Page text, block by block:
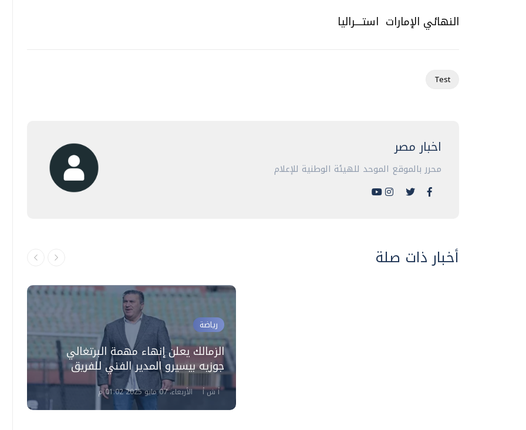
النهائي الإمارات استــــراليا
Test
اخبار مصر
محرر بالموقع الموحد للهيئة الوطنية للإعلام
أخبار ذات صلة
رياضة
الزمالك يعلن إنهاء مهمة البرتغالي
جوزيه بيسيرو المدير الفني للفريق
أ ش أ الأربعاء، 07 مايو 2025 01:02 م